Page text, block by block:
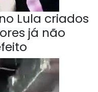
Lula criados
já não